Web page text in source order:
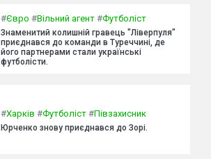
#Євро #Вільний агент #Футболіст
Знаменитий колишній гравець "Ліверпуля"
приєднався до команди в Туреччині, де
його партнерами стали українські
футболісти.
#Харків #Футболіст #Півзахисник
Юрченко знову приєднався до Зорі.